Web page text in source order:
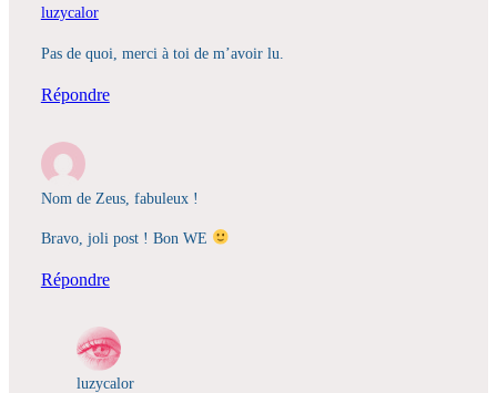
luzycalor
Pas de quoi, merci à toi de m’avoir lu.
Répondre
Nom de Zeus, fabuleux !
Bravo, joli post ! Bon WE
Répondre
luzycalor